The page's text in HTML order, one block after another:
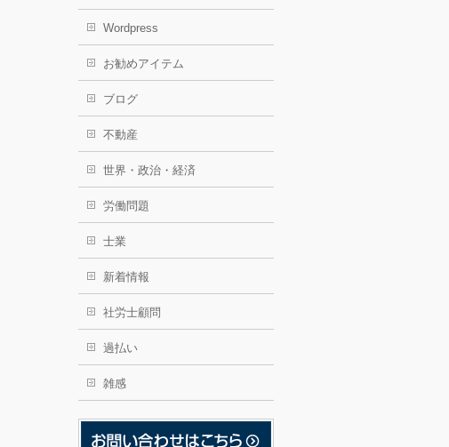
Wordpress
お勧めアイテム
ブログ
不動産
世界・政治・経済
労働問題
士業
新着情報
社労士顧問
過払い
雑感